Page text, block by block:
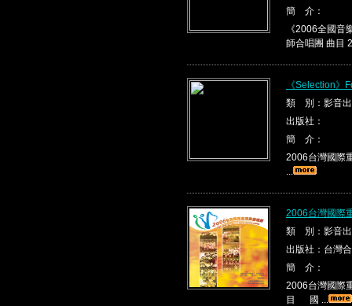
簡 介：
《2006全國音
師合唱團 曲目
《Selection》
類 別：影音
出版社：
簡 介：
2006台灣國際
...
2006台灣國際
類 別：影音
出版社：台灣
簡 介：
2006台灣國際
目 國 ...